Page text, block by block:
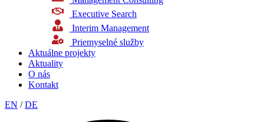
Executive Search
Interim Management
Priemyselné služby
Aktuálne projekty
Aktuality
O nás​
Kontakt
EN /DE